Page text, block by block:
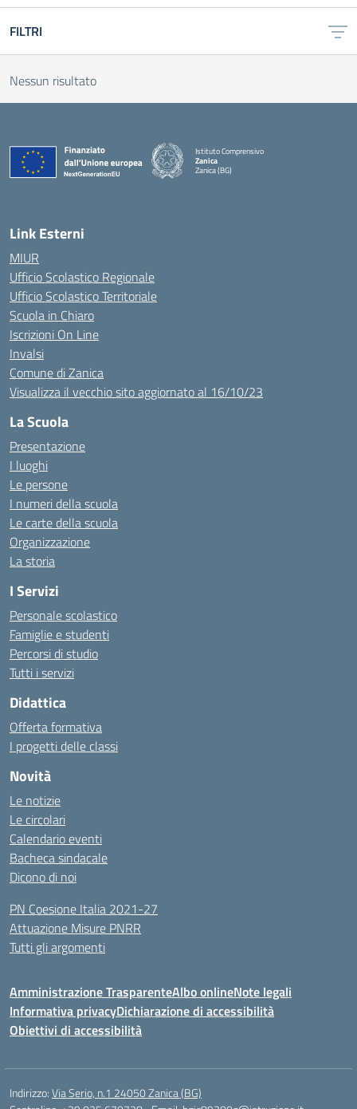
FILTRI
Nessun risultato
Istituto Comprensivo
Zanica
Zanica (BG)
Link Esterni
MIUR
Ufficio Scolastico Regionale
Ufficio Scolastico Territoriale
Scuola in Chiaro
Iscrizioni On Line
Invalsi
Comune di Zanica
Visualizza il vecchio sito aggiornato al 16/10/23
La Scuola
Presentazione
I luoghi
Le persone
I numeri della scuola
Le carte della scuola
Organizzazione
La storia
I Servizi
Personale scolastico
Famiglie e studenti
Percorsi di studio
Tutti i servizi
Didattica
Offerta formativa
I progetti delle classi
Novità
Le notizie
Le circolari
Calendario eventi
Bacheca sindacale
Dicono di noi
PN Coesione Italia 2021-27
Attuazione Misure PNRR
Tutti gli argomenti
Amministrazione TrasparenteAlbo onlineNote legali
Informativa privacyDichiarazione di accessibilità
Obiettivi di accessibilità
Indirizzo:Via Serio, n.1 24050 Zanica (BG)